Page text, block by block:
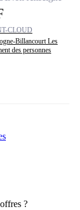
CLOUD
Billancourt Les
des personnes
?